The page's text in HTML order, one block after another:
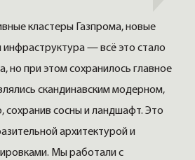
кластеры Газпрома, новые
— всё это стало
но при этом сохранилось главное
скандинавским модерном,
сохранив сосны и ландшафт. Это
архитектурой и
Мы работали с